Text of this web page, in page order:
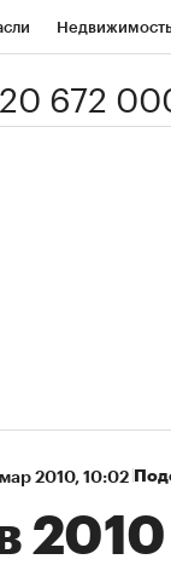
20 672
2010, 10:02